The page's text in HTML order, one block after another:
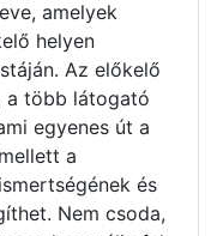
amelyek
helyen
Az előkelő
a több látogató
egyenes út a
a
és
Nem csoda,